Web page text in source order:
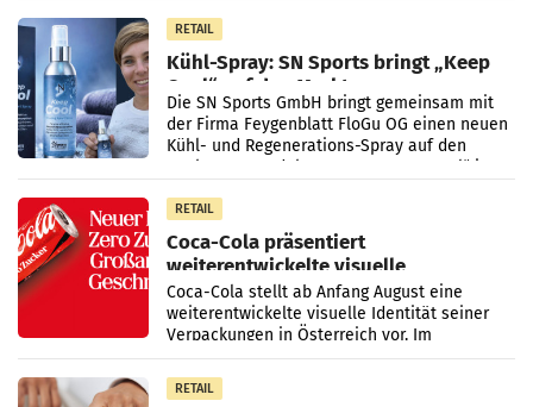
RETAIL
Kühl-Spray: SN Sports bringt „Keep
Cool“ auf den Markt
Die SN Sports GmbH bringt gemeinsam mit
der Firma Feygenblatt FloGu OG einen neuen
Kühl- und Regenerations-Spray auf den
Markt. Das Produkt namens „Keep Cool“ ist zu
RETAIL
Coca-Cola präsentiert
weiterentwickelte visuelle
Markenidentität
Coca-Cola stellt ab Anfang August eine
weiterentwickelte visuelle Identität seiner
Verpackungen in Österreich vor. Im
Mittelpunkt des Redesigns stehen zentrale
Gestaltungselemente
RETAIL